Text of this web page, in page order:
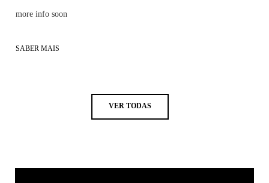
more info soon
SABER MAIS
VER TODAS